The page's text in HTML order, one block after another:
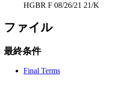
HGBR F 08/26/21 21/K
ファイル
最終条件
Final Terms